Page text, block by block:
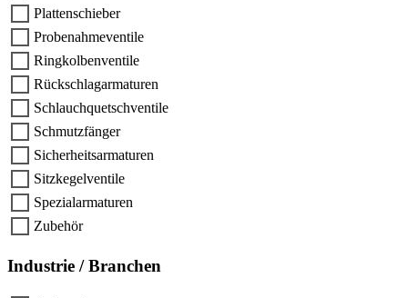
Plattenschieber
Probenahmeventile
Ringkolbenventile
Rückschlagarmaturen
Schlauchquetschventile
Schmutzfänger
Sicherheitsarmaturen
Sitzkegelventile
Spezialarmaturen
Zubehör
Industrie / Branchen